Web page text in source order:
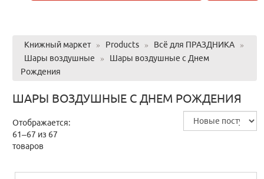
Книжный маркет » Products » Всё для ПРАЗДНИКА
»
Шары воздушные
»
Шары воздушные с Днем
Рождения
ШАРЫ ВОЗДУШНЫЕ С ДНЕМ РОЖДЕНИЯ
Отображается:
61–67 из 67
товаров